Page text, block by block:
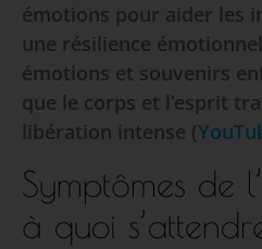
émotions pour aider les
une résilience
émotions et souvenirs
que le corps et l’esprit
libération intense (
Symptômes de
à quoi